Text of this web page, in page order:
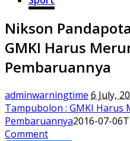
Nikson
GMKI Harus
Pembaruannya
adminwarningtime 6 July,
Tampubolon : GMKI Harus
Pembaruannya2016-07-
Comment